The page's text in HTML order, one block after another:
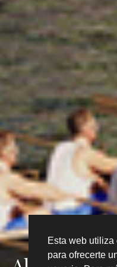
Esta web
para ofrecerte